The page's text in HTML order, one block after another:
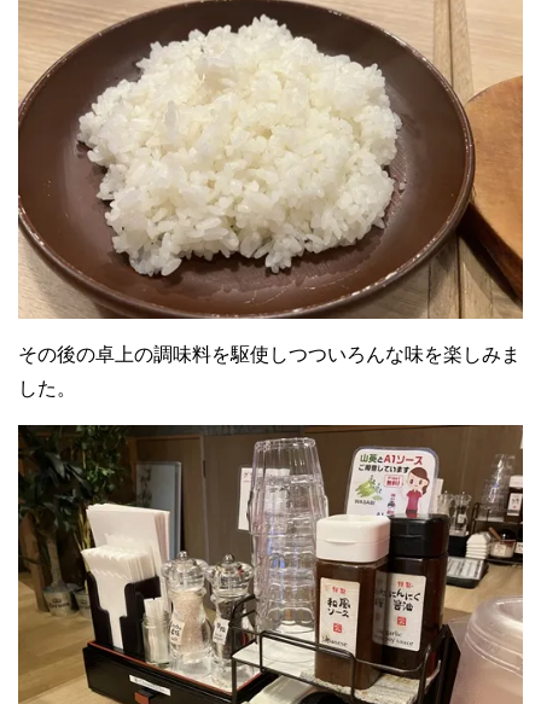
その後の卓上の調味料を駆使しつついろんな味を楽しみま
した。